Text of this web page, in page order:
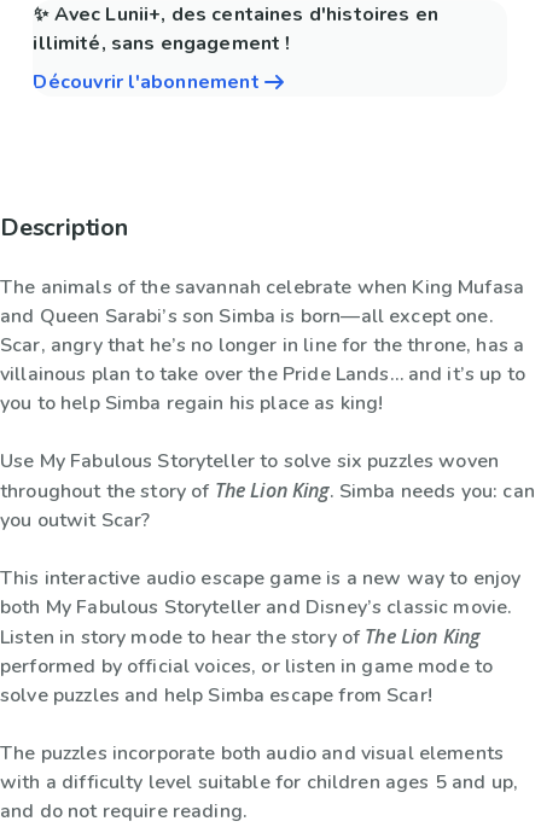
✨ Avec Lunii+, des centaines d'histoires en
illimité, sans engagement !
Découvrir l'abonnement
Description
The animals of the savannah celebrate when King Mufasa
and Queen Sarabi’s son Simba is born—all except one.
Scar, angry that he’s no longer in line for the throne, has a
villainous plan to take over the Pride Lands… and it’s up to
you to help Simba regain his place as king!
Use My Fabulous Storyteller to solve six puzzles woven
throughout the story of The Lion King. Simba needs you: can
you outwit Scar?
This interactive audio escape game is a new way to enjoy
both My Fabulous Storyteller and Disney’s classic movie.
Listen in story mode to hear the story ofThe Lion King
performed by official voices, or listen in game mode to
solve puzzles and help Simba escape from Scar!
The puzzles incorporate both audio and visual elements
with a difficulty level suitable for children ages 5 and up,
and do not require reading.